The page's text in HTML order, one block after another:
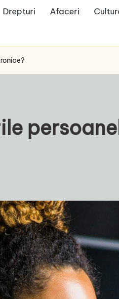
Drepturi Afaceri